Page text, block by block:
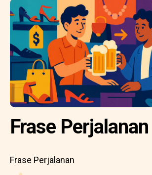
Frase Perjalanan
Frase Perjalanan